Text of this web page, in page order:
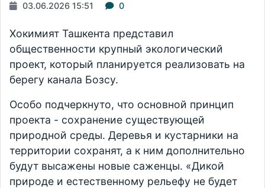
03.06.2026 15:51 0
Хокимият Ташкента представил
общественности крупный экологический
проект, который планируется реализовать на
берегу канала Бозсу.
Особо подчеркнуто, что основной принцип
проекта - сохранение существующей
природной среды. Деревья и кустарники на
территории сохранят, а к ним дополнительно
будут высажены новые саженцы. «Дикой
природе и естественному рельефу не будет